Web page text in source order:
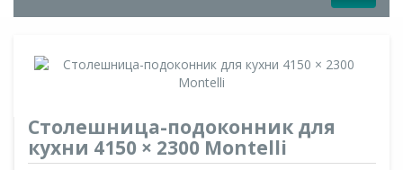
Столешница-подоконник для
кухни 4150 × 2300 Montelli